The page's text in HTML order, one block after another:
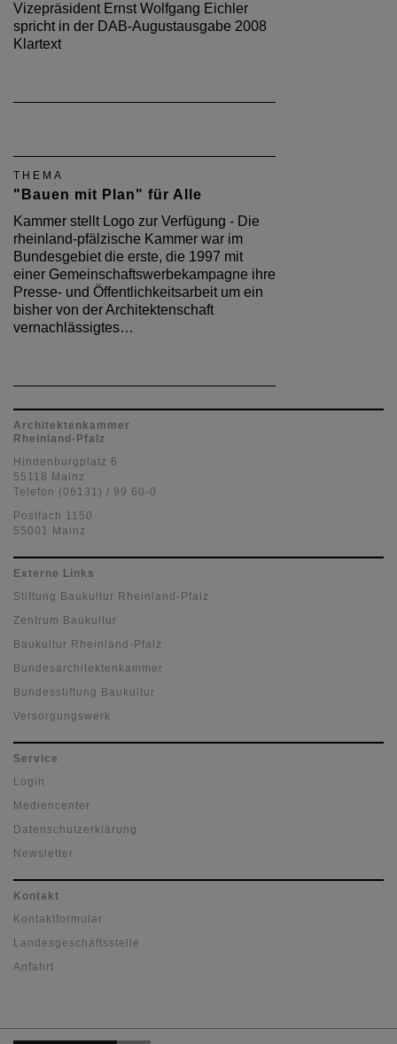
Vizepräsident Ernst Wolfgang Eichler
spricht in der DAB-Augustausgabe 2008
Klartext
THEMA
"Bauen mit Plan" für Alle
Kammer stellt Logo zur Verfügung - Die
rheinland-pfälzische Kammer war im
Bundesgebiet die erste, die 1997 mit
einer Gemeinschaftswerbekampagne ihre
Presse- und Öffentlichkeitsarbeit um ein
bisher von der Architektenschaft
vernachlässigtes…
Architektenkammer
Rheinland-Pfalz
Hindenburgplatz 6
55118 Mainz
Telefon (06131) / 99 60-0
Postfach 1150
55001 Mainz
Externe Links
Stiftung Baukultur Rheinland-Pfalz
Zentrum Baukultur
Baukultur Rheinland-Pfalz
Bundesarchitektenkammer
Bundesstiftung Baukultur
Versorgungswerk
Service
Login
Mediencenter
Datenschutzerklärung
Newsletter
Kontakt
Kontaktformular
Landesgeschäftsstelle
Anfahrt